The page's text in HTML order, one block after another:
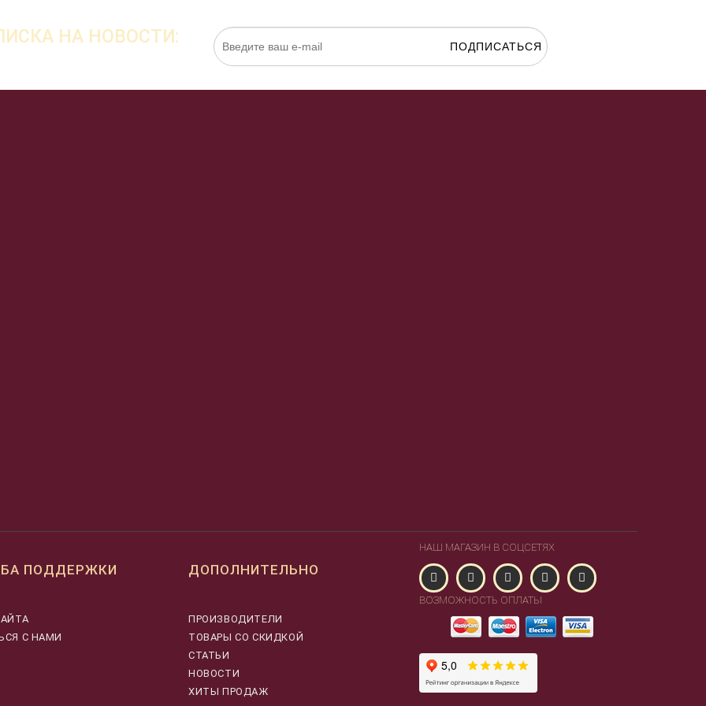
НА НОВОСТИ: ПОДПИСАТЬСЯ
ПОДДЕРЖКИ
С НАМИ
ДОПОЛНИТЕЛЬНО
ПРОИЗВОДИТЕЛИ
ТОВАРЫ СО СКИДКОЙ
СТАТЬИ
НОВОСТИ
ХИТЫ ПРОДАЖ
НАШ МАГАЗИН В СОЦСЕТЯХ
ВОЗМОЖНОСТЬ ОПЛАТЫ